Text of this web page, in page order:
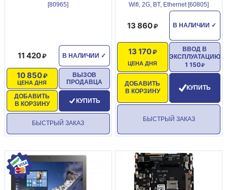
[80965]
В НАЛИЧИИ ✓
11 420
ЦЕНА ДНЯ
10 850
ДОБАВИТЬ
В КОРЗИНУ
ВЫЗОВ
ПРОДАВЦА
КУПИТЬ
БЫСТРЫЙ ЗАКАЗ
Wifi, 2G, BT, Ethernet [60805]
В НАЛИЧИИ ✓
13 860
ЦЕНА ДНЯ
13 170
ДОБАВИТЬ
В КОРЗИНУ
ВВОД В
ЭКСПЛУАТАЦИЮ
1 150
КУПИТЬ
БЫСТРЫЙ ЗАКАЗ